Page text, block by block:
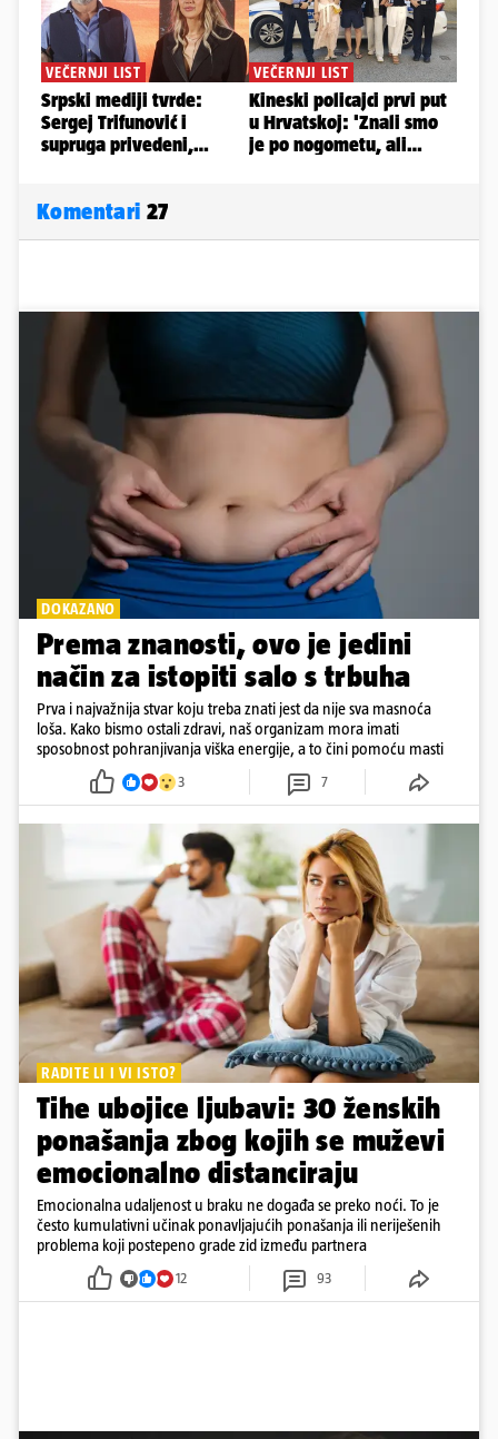
Komentari 27
DOKAZANO
Prema znanosti, ovo je jedini
način za istopiti salo s trbuha
Prva i najvažnija stvar koju treba znati jest da nije sva masnoća
loša. Kako bismo ostali zdravi, naš organizam mora imati
sposobnost pohranjivanja viška energije, a to čini pomoću masti
3 7
RADITE LI I VI ISTO?
Tihe ubojice ljubavi: 30 ženskih
ponašanja zbog kojih se muževi
emocionalno distanciraju
Emocionalna udaljenost u braku ne događa se preko noći. To je
često kumulativni učinak ponavljajućih ponašanja ili neriješenih
problema koji postepeno grade zid između partnera
12 93